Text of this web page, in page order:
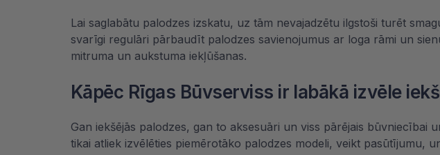
Lai saglabātu palodzes izskatu, uz tām nevajadzētu ilgstoši turēt
svarīgi regulāri pārbaudīt palodzes savienojumus ar loga rāmi un
mitruma un aukstuma iekļūšanas.
Kāpēc Rīgas Būvserviss ir labākā izvēle
Gan iekšējās palodzes, gan to aksesuāri un viss pārējais būvniecībai
tikai atliek izvēlēties piemērotāko palodzes modeli, veikt pasūtījumu,